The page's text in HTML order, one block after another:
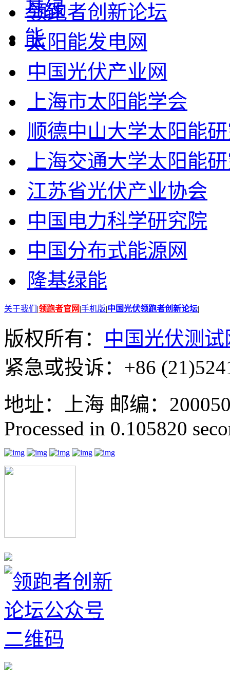
领跑者创新论坛
太阳能发电网
中国光伏产业网
上海市太阳能学会
顺德中山大学太阳能
上海交通大学太阳能
江苏省光伏产业协会
中国电力科学研究院
中国分布式能源网
隆基绿能
关于我们 |领跑者官网|手机版|中国光伏领跑者创新论坛|
版权所有： 中国光伏测试
紧急或投诉：+86
地址：上海 邮编：
Processed in 0.105820